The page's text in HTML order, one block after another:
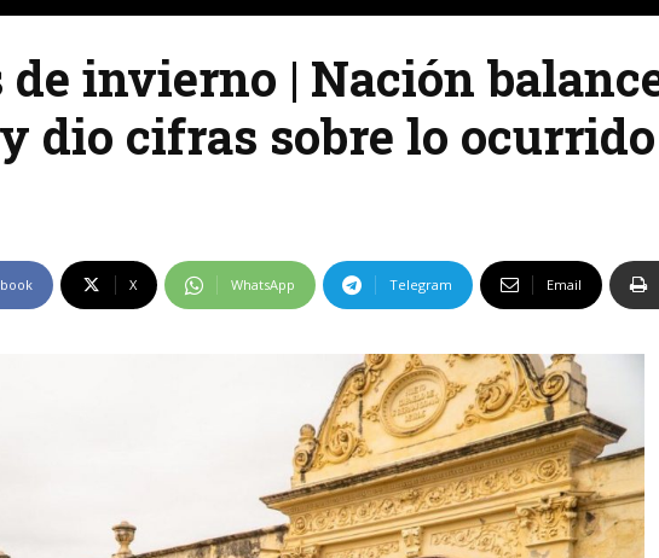
de invierno | Nación
dio cifras sobre lo
X WhatsApp Telegram Email